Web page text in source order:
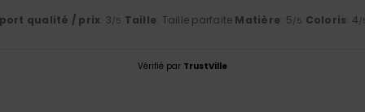
qualité / prix: 3/5 Taille: Taille parfaite Matière: 5/5 Coloris: 4/
Vérifié par TrustVille